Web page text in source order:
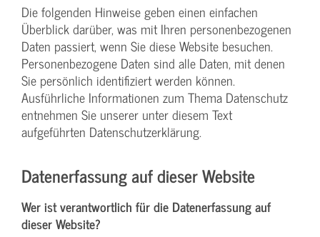
Die folgenden Hinweise geben einen einfachen
Überblick darüber, was mit Ihren personenbezogenen
Daten passiert, wenn Sie diese Website besuchen.
Personenbezogene Daten sind alle Daten, mit denen
Sie persönlich identifiziert werden können.
Ausführliche Informationen zum Thema Datenschutz
entnehmen Sie unserer unter diesem Text
aufgeführten Datenschutzerklärung.
Datenerfassung auf dieser Website
Wer ist verantwortlich für die Datenerfassung auf
dieser Website?